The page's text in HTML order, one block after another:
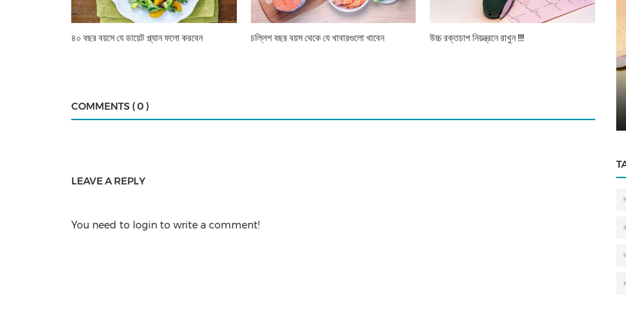
৪০ বছর বয়সে যে ডায়েট প্ল্যান ফলো করবেন চল্লিশ বছর বয়স থেকে যে খাবারগুলো খাবেন উচ্চ রক্তচাপ নিয়ন্ত্রনে রাখুন !!!
COMMENTS ( 0 )
LEAVE A REPLY
You need to login to write a comment!
কিছু আইশ্যাডো টিপস এন্ড ট্রিকস